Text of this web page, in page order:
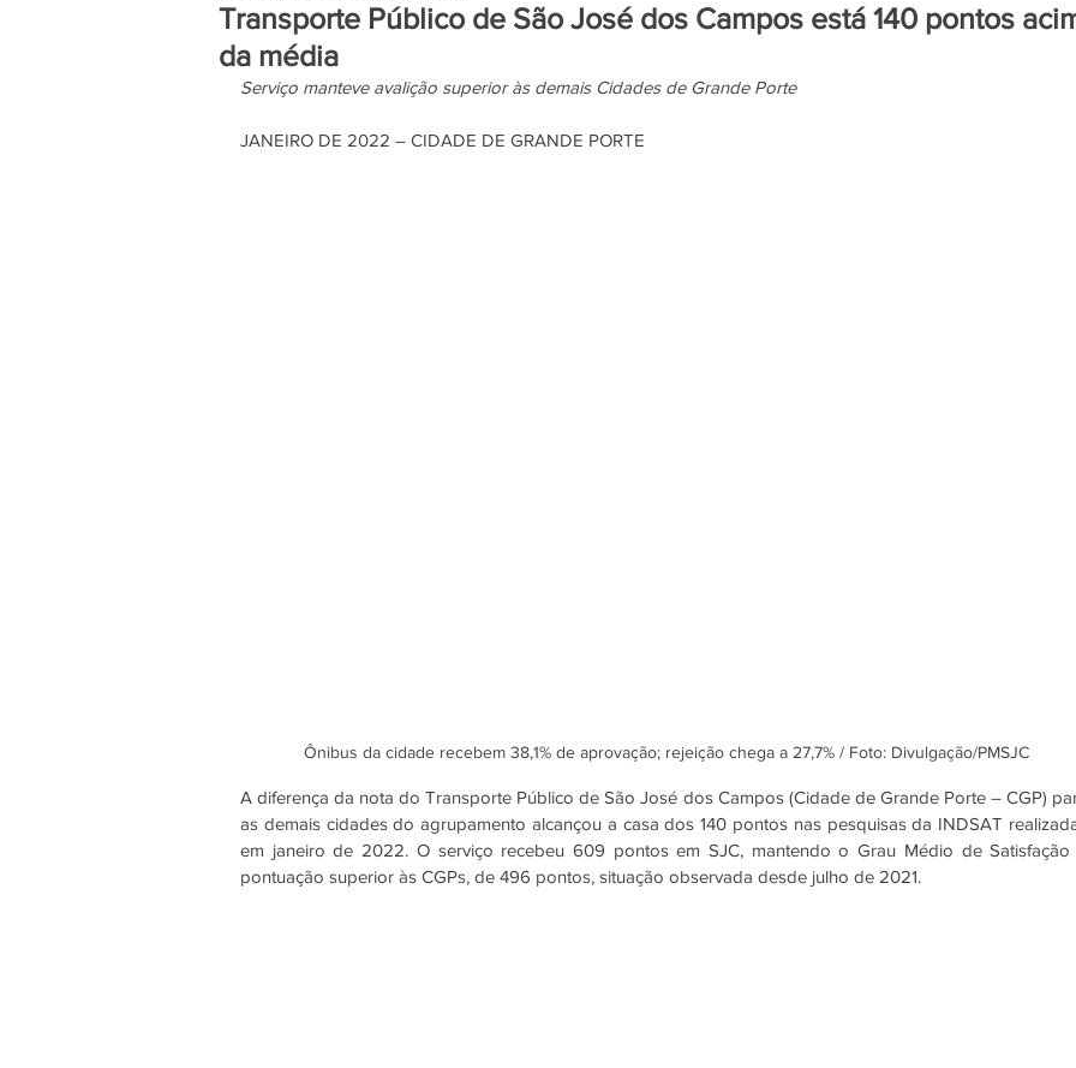
Transporte Público de São José dos Campos está 140 pontos
da média
Serviço manteve avalição superior às demais Cidades de Grande Porte
JANEIRO DE 2022 – CIDADE DE GRANDE PORTE
Ônibus da cidade recebem 38,1% de aprovação; rejeição chega a 27,7% / Foto: Divulgação/PMSJC
A diferença da nota do Transporte Público de São José dos Campos (Cidade de Grande Porte – CGP)
as demais cidades do agrupamento alcançou a casa dos 140 pontos nas pesquisas da INDSAT
em janeiro de 2022. O serviço recebeu 609 pontos em SJC, mantendo o Grau Médio de Satisfação
pontuação superior às CGPs, de 496 pontos, situação observada desde julho de 2021.